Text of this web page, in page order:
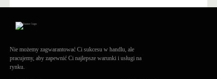
Nie możemy zagwarantować Ci sukcesu w handlu, ale
pracujemy, aby zapewnić Ci najlepsze warunki i usługi na
rynku.